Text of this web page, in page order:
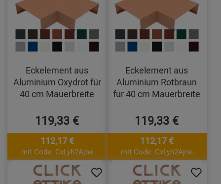
Eckelement aus
Aluminium Oxydrot für
40 cm Mauerbreite
119,33 €
112,17 €
mit Code: CxLyh2Ajne
Eckelement aus
Aluminium Rotbraun
für 40 cm Mauerbreite
119,33 €
112,17 €
mit Code: CxLyh2Ajne